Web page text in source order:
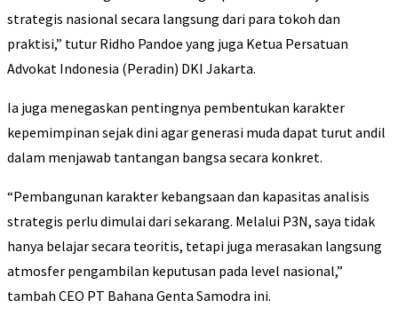
strategis nasional secara langsung dari para tokoh dan
praktisi,” tutur Ridho Pandoe yang juga Ketua Persatuan
Advokat Indonesia (Peradin) DKI Jakarta.
Ia juga menegaskan pentingnya pembentukan karakter
kepemimpinan sejak dini agar generasi muda dapat turut andil
dalam menjawab tantangan bangsa secara konkret.
“Pembangunan karakter kebangsaan dan kapasitas analisis
strategis perlu dimulai dari sekarang. Melalui P3N, saya tidak
hanya belajar secara teoritis, tetapi juga merasakan langsung
atmosfer pengambilan keputusan pada level nasional,”
tambah CEO PT Bahana Genta Samodra ini.